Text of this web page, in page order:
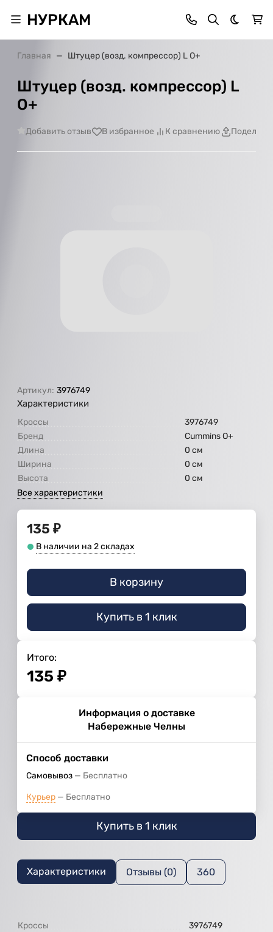
НУРКАМ Темная
Главная Штуцер (возд. компрессор) L О+
Штуцер (возд. компрессор) L
О+
Добавить отзыв В избранное К сравнению
Артикул: 3976749
Характеристики
Кроссы
3976749
Бренд
Cummins O+
Длина
0 см
Ширина
0 см
Высота
0 см
Все характеристики
135 ₽
В наличии на 2 складах
В корзину
Купить в 1 клик
Итого:
135 ₽
Информация о доставке
Набережные Челны
Способ доставки
Самовывоз Бесплатно
Курьер Бесплатно
Купить в 1 клик
Характеристики Отзывы (0) 360
Кроссы 3976749